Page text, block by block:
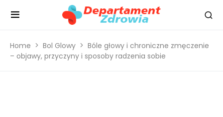
Home Bol Glowy
Bóle głowy i chroniczne zmęczenie
– objawy, przyczyny i sposoby radzenia sobie